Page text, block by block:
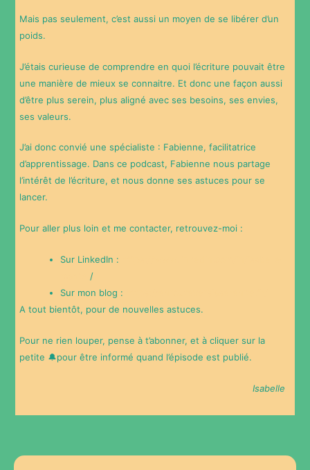
Mais pas seulement, c’est aussi un moyen de se libérer d’un
poids.
J’étais curieuse de comprendre en quoi l’écriture pouvait être
une manière de mieux se connaitre. Et donc une façon aussi
d’être plus serein, plus aligné avec ses besoins, ses envies,
ses valeurs.
J’ai donc convié une spécialiste : Fabienne, facilitatrice
d’apprentissage. Dans ce podcast, Fabienne nous partage
l’intérêt de l’écriture, et nous donne ses astuces pour se
lancer.
Pour aller plus loin et me contacter, retrouvez-moi :
Sur LinkedIn :
/
Sur mon blog :
A tout bientôt, pour de nouvelles astuces.
Pour ne rien louper, pense à t’abonner, et à cliquer sur la
petite 🔔pour être informé quand l’épisode est publié.
Isabelle